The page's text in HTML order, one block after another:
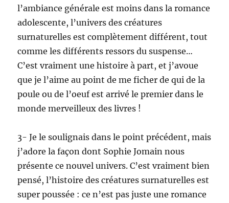
l’ambiance générale est moins dans la romance
adolescente, l’univers des créatures
surnaturelles est complètement différent, tout
comme les différents ressors du suspense…
C’est vraiment une histoire à part, et j’avoue
que je l’aime au point de me ficher de qui de la
poule ou de l’oeuf est arrivé le premier dans le
monde merveilleux des livres !
3- Je le soulignais dans le point précédent, mais
j’adore la façon dont Sophie Jomain nous
présente ce nouvel univers. C’est vraiment bien
pensé, l’histoire des créatures surnaturelles est
super poussée : ce n’est pas juste une romance